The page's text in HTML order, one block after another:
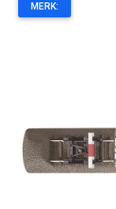
MERK: